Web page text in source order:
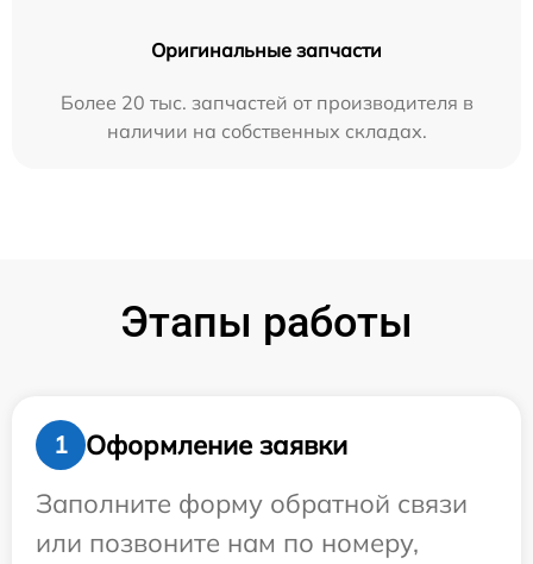
Оригинальные запчасти
Более 20 тыс. запчастей от производителя в
наличии на собственных складах.
Этапы работы
1
Оформление заявки
Заполните форму обратной связи
или позвоните нам по номеру,